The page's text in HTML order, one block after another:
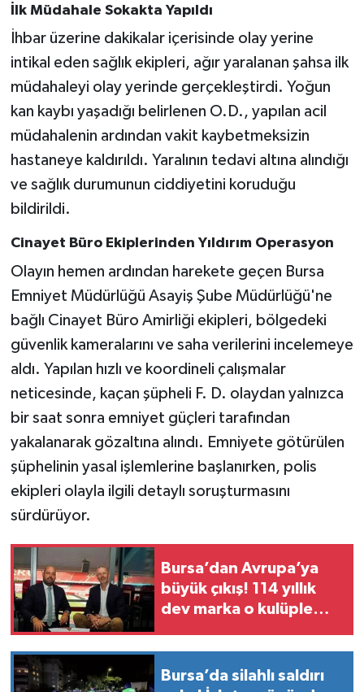
İlk Müdahale Sokakta Yapıldı
İhbar üzerine dakikalar içerisinde olay yerine
intikal eden sağlık ekipleri, ağır yaralanan şahsa ilk
müdahaleyi olay yerinde gerçekleştirdi. Yoğun
kan kaybı yaşadığı belirlenen O.D., yapılan acil
müdahalenin ardından vakit kaybetmeksizin
hastaneye kaldırıldı. Yaralının tedavi altına alındığı
ve sağlık durumunun ciddiyetini koruduğu
bildirildi.
Cinayet Büro Ekiplerinden Yıldırım Operasyon
Olayın hemen ardından harekete geçen Bursa
Emniyet Müdürlüğü Asayiş Şube Müdürlüğü'ne
bağlı Cinayet Büro Amirliği ekipleri, bölgedeki
güvenlik kameralarını ve saha verilerini incelemeye
aldı. Yapılan hızlı ve koordineli çalışmalar
neticesinde, kaçan şüpheli F. D. olaydan yalnızca
bir saat sonra emniyet güçleri tarafından
yakalanarak gözaltına alındı. Emniyete götürülen
şüphelinin yasal işlemlerine başlanırken, polis
ekipleri olayla ilgili detaylı soruşturmasını
sürdürüyor.
Bursa’dan Avrupa’ya
büyük çıkış! 114 yıllık
dev marka o kulüple
Bursa’da silahlı saldırı